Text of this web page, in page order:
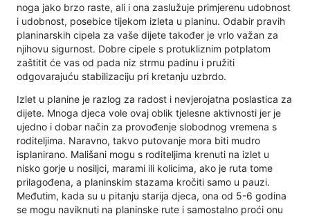
noga jako brzo raste, ali i ona zaslužuje primjerenu udobnost
i udobnost, posebice tijekom izleta u planinu. Odabir pravih
planinarskih cipela za vaše dijete također je vrlo važan za
njihovu sigurnost. Dobre cipele s protukliznim potplatom
zaštitit će vas od pada niz strmu padinu i pružiti
odgovarajuću stabilizaciju pri kretanju uzbrdo.
Izlet u planine je razlog za radost i nevjerojatna poslastica za
dijete. Mnoga djeca vole ovaj oblik tjelesne aktivnosti jer je
ujedno i dobar način za provođenje slobodnog vremena s
roditeljima. Naravno, takvo putovanje mora biti mudro
isplanirano. Mališani mogu s roditeljima krenuti na izlet u
nisko gorje u nosiljci, marami ili kolicima, ako je ruta tome
prilagođena, a planinskim stazama kročiti samo u pauzi.
Međutim, kada su u pitanju starija djeca, ona od 5-6 godina
se mogu naviknuti na planinske rute i samostalno proći onu